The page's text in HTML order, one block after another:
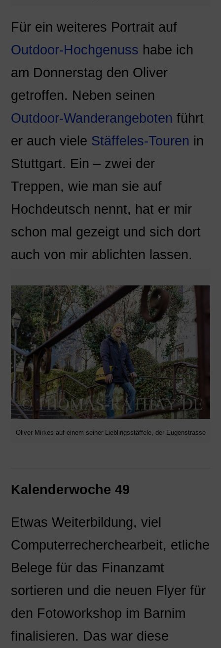
Für ein weiteres Portrait auf
Outdoor-Hochgenuss habe ich
am Donnerstag den Oliver
getroffen. Neben seinen
Outdoor-Wanderangeboten führt
er auch viele Stäffeles-Touren in
Stuttgart. Ein – zwei der
Treppen, wie man sie auf
Hochdeutsch nennt, hat er mir
schon mal gezeigt und sich dort
auch von mir ablichten lassen.
Oliver Mirkes auf einem seiner Lieblingsstäffele, der Eugenstrasse
Kalenderwoche 49
Etwas Weiterbildung, viel
Computerrecherchearbeit, etliche
Belege für das Finanzamt
sortieren und die neuen Flyer für
den Fotoworkshop im Barnim
finalisieren. Das war diese